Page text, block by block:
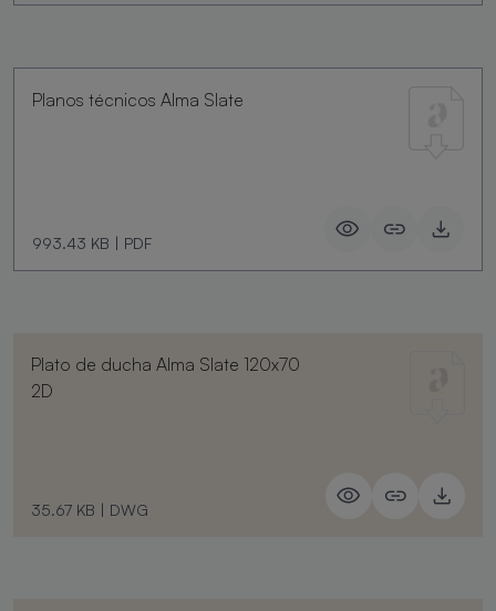
Planos técnicos Alma Slate
993.43 KB | PDF
Plato de ducha Alma Slate 120x70
2D
35.67 KB | DWG